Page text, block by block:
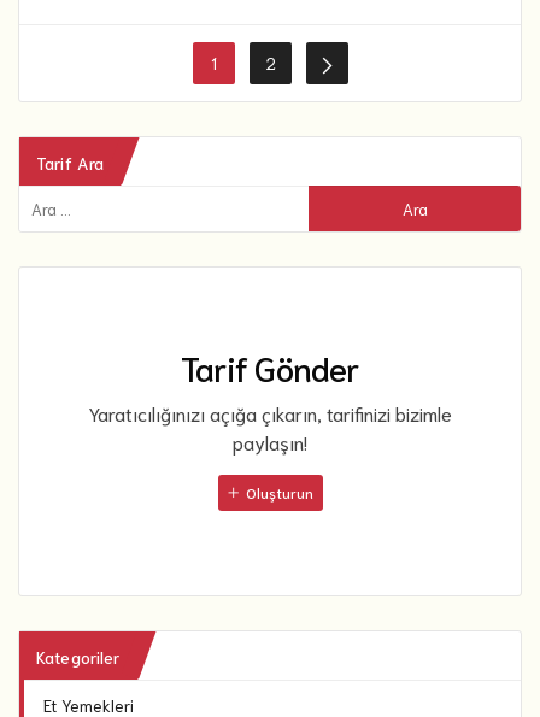
1 2
Tarif Ara
Tarif Gönder
Yaratıcılığınızı açığa çıkarın, tarifinizi bizimle
paylaşın!
Oluşturun
Kategoriler
Et Yemekleri